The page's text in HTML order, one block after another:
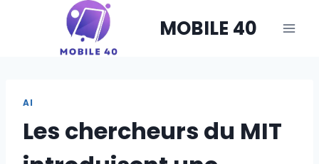
MOBILE 40
AI
Les chercheurs du MIT